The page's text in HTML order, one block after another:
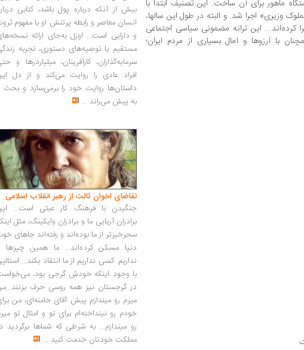
ماهور برای آن ساخت. این تصنیف ابتدا با
وزیری» اجرا شد. و البته در طول این سالها،
کرده‌اند... این ترانه مضمونی سیاسی اجتماعی
با آرزوها و آمال بسیاری از مردم ایران؛
بیش از آنکه درباره پول باشد، کتابی
انسان معاصر و رابطه پرتنش او با مفهوم
و دارایی است... اوزل به‌جای ارائه
مستقیم یا توصیه‌های دستوری، تجربه
سرمایه‌گذاران، کارآفرینان، میلیاردرها و
افراد عادی را روایت می‌کند و از دل
داستان‌ها روایت خود را برمی‌سازد و بحث
به پیش می‌راند ...
تقاضای اخوان ثالث از رهبر انقلاب اسلامی
جنگیدن با فرهنگ کار عبثی است...
برادران آریایی ما و برادران وایکینگ، مثل
سحرخیزتر از ما بوده‌اند و رفته‌اند جاهای
دنیا مسکن کرده‌اند... ما همین چیزها
نداریم. کسی نداریم از ما انتقاد بکند...
با وجود اینکه خودش گرجی بود،
در گرجستان نیز همه روسی حرف
میرم رو میندازم پیش آقای خامنه‌ای، من
خودم رو نینداخته‌ام برای تو و امثال تو
رو میندازم... به شرطی که شماها برگردید
مملکت خودتان خدمت کنید ...